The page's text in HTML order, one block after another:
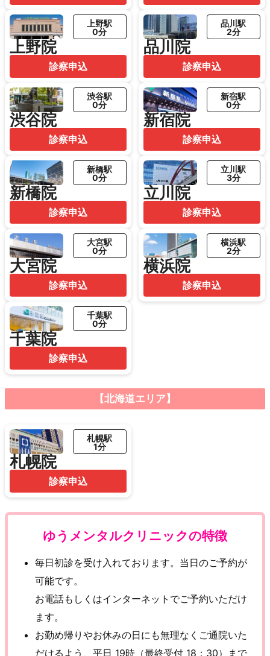
上野院
上野駅
0分
診察申込
品川院
品川駅
2分
診察申込
渋谷院
渋谷駅
0分
診察申込
新宿院
新宿駅
0分
診察申込
新橋院
新橋駅
0分
診察申込
立川院
立川駅
3分
診察申込
大宮院
大宮駅
0分
診察申込
横浜院
横浜駅
2分
診察申込
千葉院
千葉駅
0分
診察申込
【北海道エリア】
札幌院
札幌駅
1分
診察申込
ゆうメンタルクリニックの特徴
毎日初診を受け入れております。当日のご予約が
可能です。
お電話もしくはインターネットでご予約いただけ
ます。
お勤め帰りやお休みの日にも無理なくご通院いた
だけるよう、平日 19時（最終受付 18：30）まで